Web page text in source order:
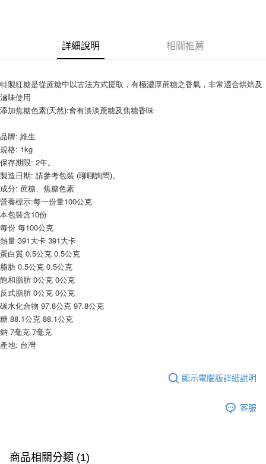
AFTEE先享後付
AFTEE先享後付是「在收到商品之後才付款」的支付方式。 讓您購物簡單
便利好安心！
１．簡單：不需註冊會員、不需綁卡、不需儲值。
【「AFTEE先享後付」結帳流程】
１．於結帳方式選擇「AFTEE先享後付」後，將跳轉至「AFTEE先享後付」
結帳頁面，進行簡訊認證並確認金額後，即可完成結帳。
２．訂單成立數日內，您將收到繳費通知簡訊。
３．收到繳費通知簡訊後14天內，點擊此簡訊中的連結，可透過四大超商／
ATM／網路銀行／等多元方式進行付款，方視為交易完成。
※ 請注意：結帳手續完成當下不需立刻繳費，但若您需要取消訂單，請聯絡
購買商品的店家。未經商家同意取消之訂單仍視為有效，需透過AFTEE先享
後付繳納相關費用。
※ 交易是否成功請以「AFTEE先享後付 」之結帳頁面顯示為準，若有關於
是否繳費成功／繳費後需取消欲退款等相關疑問，請聯繫「AFTEE先享後付
客戶支援中心」https://netprotections.freshdesk.com/support/home
【注意事項】
１．透過由恩沛科技股份有限公司提供之「AFTEE先享後付」服務完成之交
易，需依本服務之必要範圍內提供個人資料，並將交易相關給付款項請求債
權轉讓予恩沛科技股份有限公司。
２．關於個人資料處理事宜，請瀏覽以下網址：
https://aftee.tw/terms/#terms3
４．使用「AFTEE先享後付」時，將依據個別帳號之用戶狀況，依本公司即
ATM付款
運送方式
全家取貨付款-重量限制含紙箱10kg，請控制商品重量在9~9.5
kg
每筆NT$90，滿NT$990(含以上)免運費
付款後全家取貨-重量限制含紙箱10kg，請控制商品重量在9~
9.5kg
每筆NT$90，滿NT$990(含以上)免運費
7-11取貨付款-重量限制含紙箱10kg，請控制商品重量在9~9.5
kg
每筆NT$90，滿NT$990(含以上)免運費
付款後7-11取貨-重量限制含紙箱10kg，請控制商品重量在9~
9.5kg
每筆NT$90，滿NT$990(含以上)免運費
宅配-新竹物流
詳細說明 相關推薦
特製紅糖是從蔗糖中以古法方式提取，有極濃厚蔗糖之香氣，非常適合烘焙及
滷味使用
添加焦糖色素(天然):會有淡淡蔗糖及焦糖香味
品牌: 維生
規格: 1kg
保存期限: 2年。
製造日期: 請參考包裝 (聊聊詢問)。
成分: 蔗糖、焦糖色素
營養標示:每一份量100公克
本包裝含10份
每份 每100公克
熱量 391大卡 391大卡
蛋白質 0.5公克 0.5公克
脂肪 0.5公克 0.5公克
飽和脂肪 0公克 0公克
反式脂肪 0公克 0公克
碳水化合物 97.8公克 97.8公克
糖 88.1公克 88.1公克
鈉 7毫克 7毫克
產地: 台灣
顯示電腦版詳細說明
客服
商品相關分類 (1)